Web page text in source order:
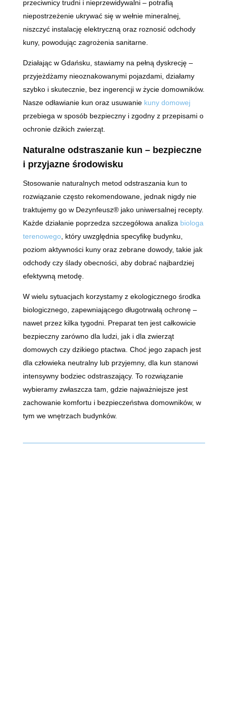
przeciwnicy trudni i nieprzewidywalni – potrafią
niepostrzeżenie ukrywać się w wełnie mineralnej,
niszczyć instalację elektryczną oraz roznosić odchody
kuny, powodując zagrożenia sanitarne.
Działając w Gdańsku, stawiamy na pełną dyskrecję –
przyjeżdżamy nieoznakowanymi pojazdami, działamy
szybko i skutecznie, bez ingerencji w życie domowników.
Nasze odławianie kun oraz usuwanie kuny domowej
przebiega w sposób bezpieczny i zgodny z przepisami o
ochronie dzikich zwierząt.
Naturalne odstraszanie kun – bezpieczne
i przyjazne środowisku
Stosowanie naturalnych metod odstraszania kun to
rozwiązanie często rekomendowane, jednak nigdy nie
traktujemy go w Dezynfeusz® jako uniwersalnej recepty.
Każde działanie poprzedza szczegółowa analiza biologa
terenowego, który uwzględnia specyfikę budynku,
poziom aktywności kuny oraz zebrane dowody, takie jak
odchody czy ślady obecności, aby dobrać najbardziej
efektywną metodę.
W wielu sytuacjach korzystamy z ekologicznego środka
biologicznego, zapewniającego długotrwałą ochronę –
nawet przez kilka tygodni. Preparat ten jest całkowicie
bezpieczny zarówno dla ludzi, jak i dla zwierząt
domowych czy dzikiego ptactwa. Choć jego zapach jest
dla człowieka neutralny lub przyjemny, dla kun stanowi
intensywny bodziec odstraszający. To rozwiązanie
wybieramy zwłaszcza tam, gdzie najważniejsze jest
zachowanie komfortu i bezpieczeństwa domowników, w
tym we wnętrzach budynków.